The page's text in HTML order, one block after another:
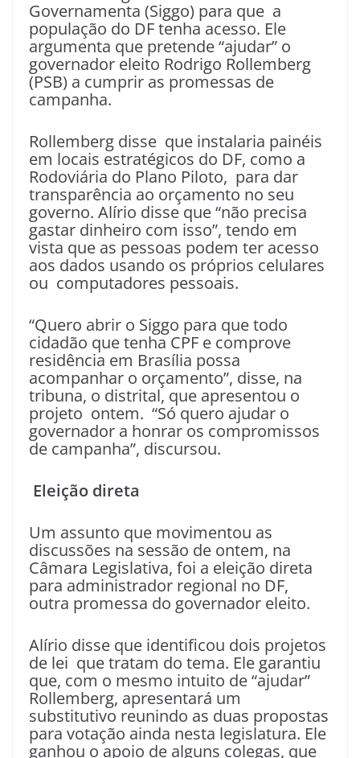
Governamenta (Siggo) para que a
população do DF tenha acesso. Ele
argumenta que pretende “ajudar” o
governador eleito Rodrigo Rollemberg
(PSB) a cumprir as promessas de
campanha.
Rollemberg disse que instalaria painéis
em locais estratégicos do DF, como a
Rodoviária do Plano Piloto, para dar
transparência ao orçamento no seu
governo. Alírio disse que “não precisa
gastar dinheiro com isso”, tendo em
vista que as pessoas podem ter acesso
aos dados usando os próprios celulares
ou computadores pessoais.
“Quero abrir o Siggo para que todo
cidadão que tenha CPF e comprove
residência em Brasília possa
acompanhar o orçamento”, disse, na
tribuna, o distrital, que apresentou o
projeto ontem. “Só quero ajudar o
governador a honrar os compromissos
de campanha”, discursou.
Eleição direta
Um assunto que movimentou as
discussões na sessão de ontem, na
Câmara Legislativa, foi a eleição direta
para administrador regional no DF,
outra promessa do governador eleito.
Alírio disse que identificou dois projetos
de lei que tratam do tema. Ele garantiu
que, com o mesmo intuito de “ajudar”
Rollemberg, apresentará um
substitutivo reunindo as duas propostas
para votação ainda nesta legislatura. Ele
ganhou o apoio de alguns colegas, que